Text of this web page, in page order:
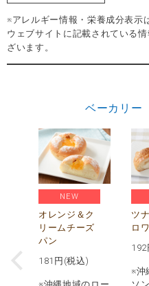
※アレルギー情報・栄養成分表示
ウェブサイトに記載されている
ざいます。
ベーカリー
NEW
オレンジ＆ク
リームチーズ
パン
181 円(税込)
ツ
ロ
192
※沖